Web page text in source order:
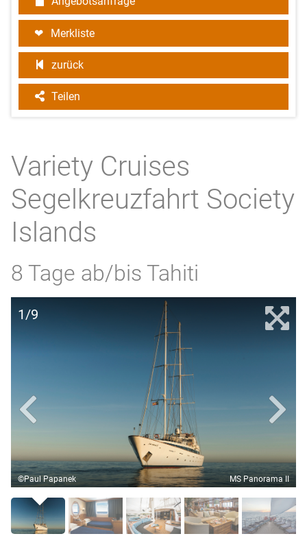
Merkliste
zurück
Teilen
Variety Cruises
Segelkreuzfahrt Society
Islands
8 Tage ab/bis Tahiti
1/9
©Paul Papanek MS Panorama II